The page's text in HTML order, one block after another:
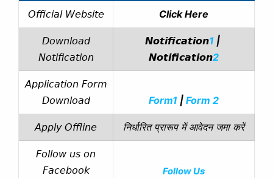
Official Website Click Here
Download
Notification
Notification1 |
Notification2
Application Form
Download
Form1 | Form 2
Apply Offline निर्धारित प्रारूप में आवेदन जमा करें
Follow us on
Facebook
Follow Us